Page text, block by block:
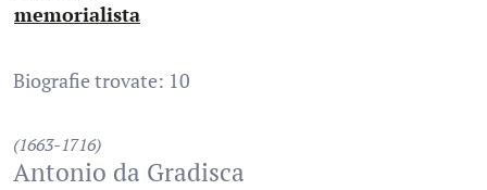
memorialista
Biografie trovate: 10
(1663-1716)
Antonio da Gradisca